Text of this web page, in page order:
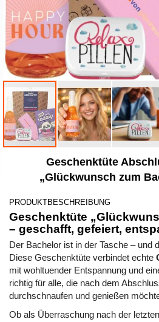
Bildergalerie
Geschenktüte
„Glückwunsch zum
PRODUKTBESCHREIBUNG
Geschenktüte
– geschafft, gefeiert,
Der Bachelor ist in der Tasche – und
Diese Geschenktüte verbindet echte
mit wohltuender Entspannung und
richtig für alle, die nach dem
durchschnaufen und genießen
Ob als Überraschung nach der